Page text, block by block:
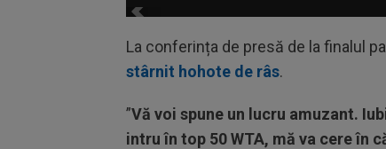
La conferința de presă de la finalul
stârnit hohote de râs.
”Vă voi spune un lucru amuzant.
intru în top 50 WTA, mă va cere în